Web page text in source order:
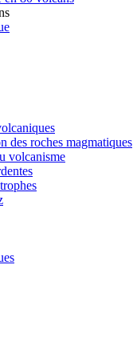
des roches magmatiques
volcanisme